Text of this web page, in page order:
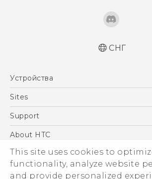
This site uses cookies to
functionality, analyze website
and provide personalized
Русский - Руководство
Қазақ - Пайдаланушы
СНГ
Устройства
5G
EXODUS
VIVE
Sites
HTC Dev
Support
ПОДДЕРЖКА
About HTC
ESG
Инвестирование